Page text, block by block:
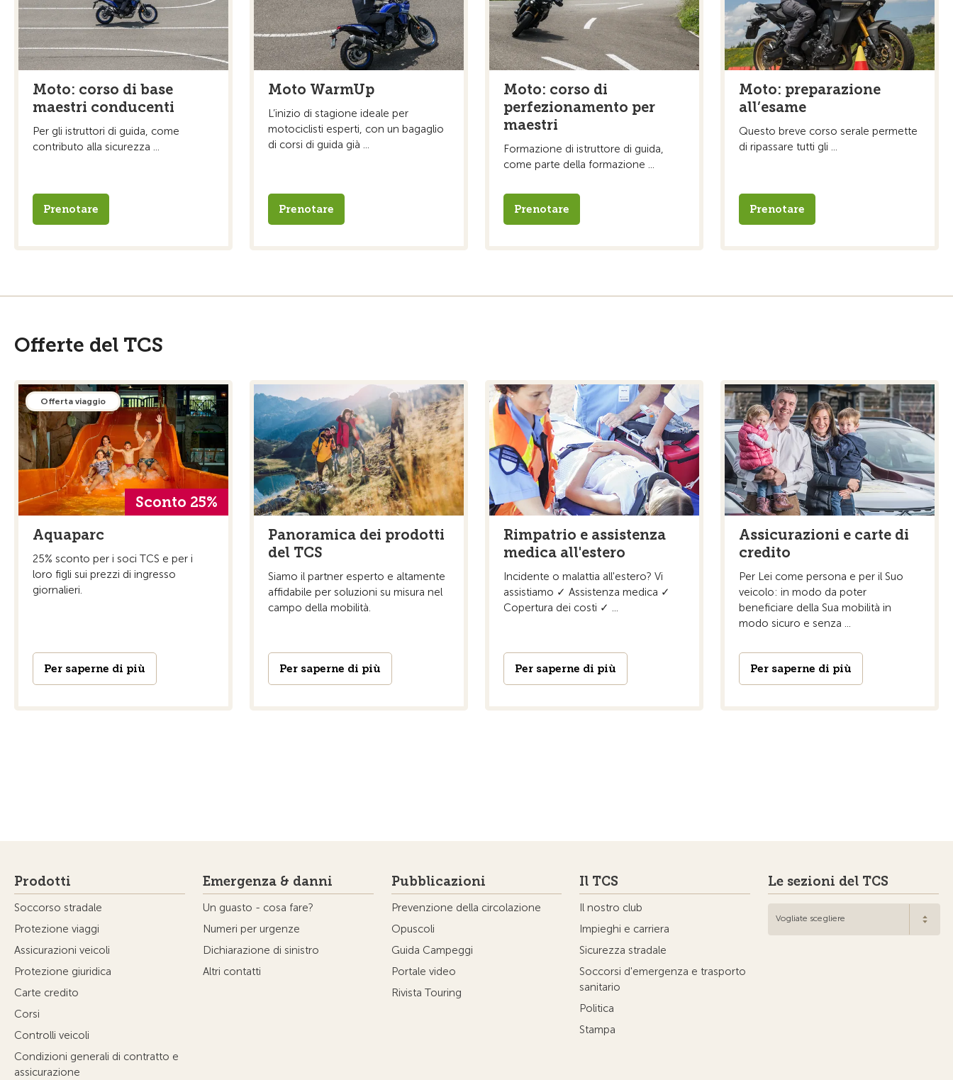
Moto: corso di base
maestri conducenti
Per gli istruttori di guida, come
contributo alla sicurezza ...
Prenotare
Moto WarmUp
L’inizio di stagione ideale per
motociclisti esperti, con un bagaglio
di corsi di guida già ...
Prenotare
Moto: corso di
perfezionamento per
maestri
Formazione di istruttore di guida,
come parte della formazione ...
Prenotare
Moto: preparazione
all’esame
Questo breve corso serale permette
di ripassare tutti gli ...
Prenotare
Offerte del TCS
Offerta viaggio
Sconto 25%
Aquaparc
25% sconto per i soci TCS e per i
loro figli sui prezzi di ingresso
giornalieri.
Per saperne di più
Panoramica dei prodotti
del TCS
Siamo il partner esperto e altamente
affidabile per soluzioni su misura nel
campo della mobilità.
Per saperne di più
Rimpatrio e assistenza
medica all'estero
Incidente o malattia all'estero? Vi
assistiamo ✓ Assistenza medica ✓
Copertura dei costi ✓ ...
Per saperne di più
Assicurazioni e carte di
credito
Per Lei come persona e per il Suo
veicolo: in modo da poter
beneficiare della Sua mobilità in
modo sicuro e senza ...
Per saperne di più
Prodotti
Soccorso stradale
Protezione viaggi
Assicurazioni veicoli
Protezione giuridica
Carte credito
Corsi
Controlli veicoli
Condizioni generali di contratto e
assicurazione
Emergenza & danni
Un guasto - cosa fare?
Numeri per urgenze
Dichiarazione di sinistro
Altri contatti
Pubblicazioni
Prevenzione della circolazione
Opuscoli
Guida Campeggi
Portale video
Rivista Touring
Il TCS
Il nostro club
Impieghi e carriera
Sicurezza stradale
Soccorsi d'emergenza e trasporto
sanitario
Politica
Stampa
Le sezioni del TCS
Vogliate scegliere